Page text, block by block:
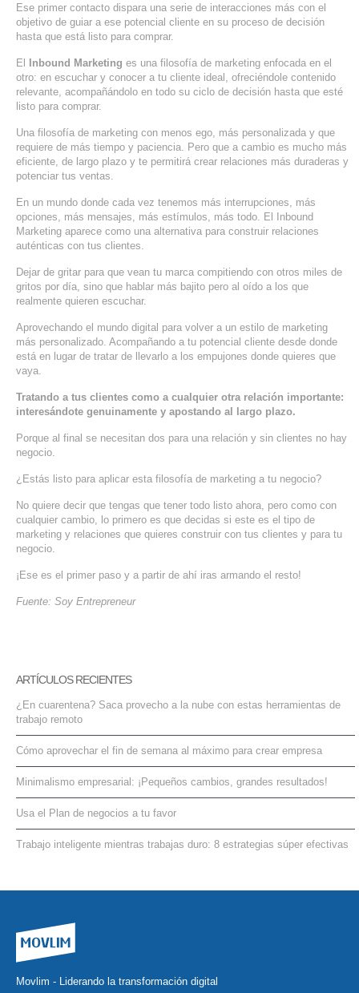
Ese primer contacto dispara una serie de interacciones más con el
objetivo de guiar a ese potencial cliente en su proceso de decisión
hasta que está listo para comprar.
El Inbound Marketing es una filosofía de marketing enfocada en el
otro: en escuchar y conocer a tu cliente ideal, ofreciéndole contenido
relevante, acompañándolo en todo su ciclo de decisión hasta que esté
listo para comprar.
Una filosofía de marketing con menos ego, más personalizada y que
requiere de más tiempo y paciencia. Pero que a cambio es mucho más
eficiente, de largo plazo y te permitirá crear relaciones más duraderas y
potenciar tus ventas.
En un mundo donde cada vez tenemos más interrupciones, más
opciones, más mensajes, más estímulos, más todo. El Inbound
Marketing aparece como una alternativa para construir relaciones
auténticas con tus clientes.
Dejar de gritar para que vean tu marca compitiendo con otros miles de
gritos por día, sino que hablar más bajito pero al oído a los que
realmente quieren escuchar.
Aprovechando el mundo digital para volver a un estilo de marketing
más personalizado. Acompañando a tu potencial cliente desde donde
está en lugar de tratar de llevarlo a los empujones donde quieres que
vaya.
Tratando a tus clientes como a cualquier otra relación importante:
interesándote genuinamente y apostando al largo plazo.
Porque al final se necesitan dos para una relación y sin clientes no hay
negocio.
¿Estás listo para aplicar esta filosofía de marketing a tu negocio?
No quiere decir que tengas que tener todo listo ahora, pero como con
cualquier cambio, lo primero es que decidas si este es el tipo de
marketing y relaciones que quieres construir con tus clientes y para tu
negocio.
¡Ese es el primer paso y a partir de ahí iras armando el resto!
Fuente: Soy Entrepreneur
ARTÍCULOS RECIENTES
¿En cuarentena? Saca provecho a la nube con estas herramientas de
trabajo remoto
Cómo aprovechar el fin de semana al máximo para crear empresa
Minimalismo empresarial: ¡Pequeños cambios, grandes resultados!
Usa el Plan de negocios a tu favor
Trabajo inteligente mientras trabajas duro: 8 estrategias súper efectivas
Movlim - Liderando la transformación digital